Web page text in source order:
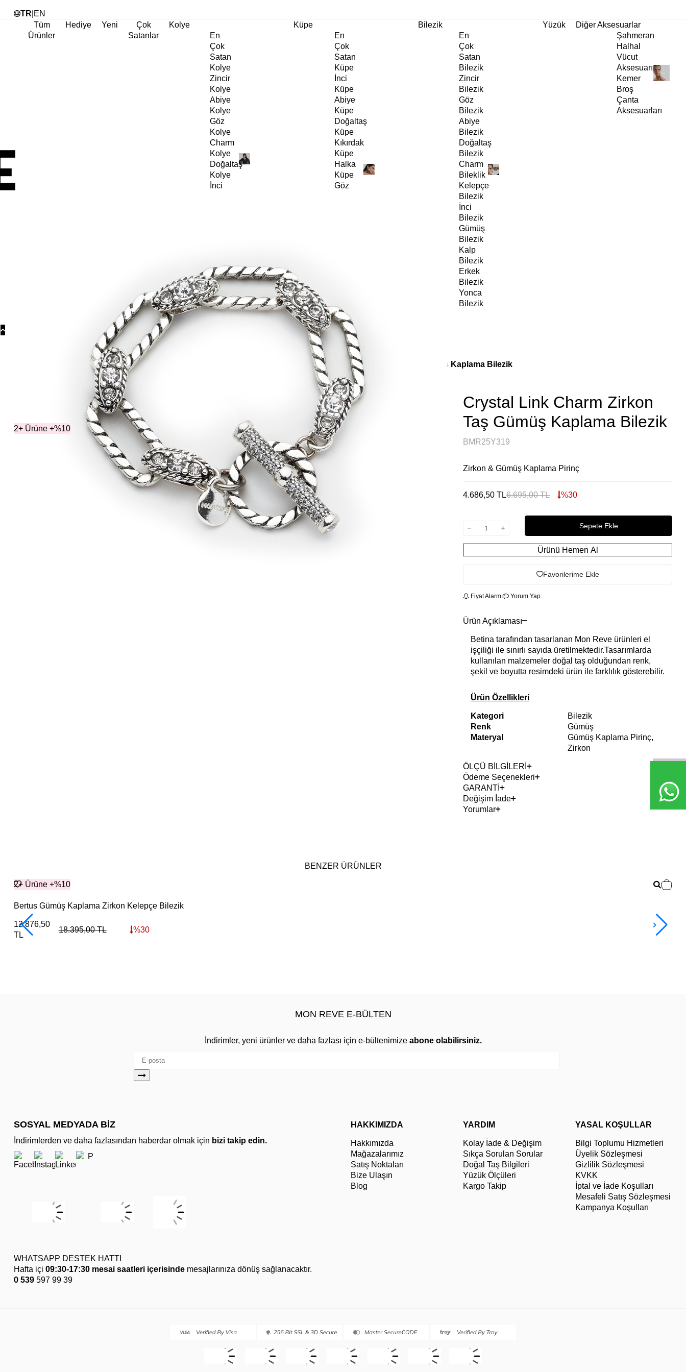
TR EN
Tüm
Ürünler
Hediye Yeni
Çok
Satanlar
Kolye
En
Çok
Satan
Kolye
Zincir
Kolye
Abiye
Kolye
Göz
Kolye
Charm
Kolye
Doğaltaş
Kolye
İnci
Yonca
Kolye
Küpe
En
Çok
Satan
Küpe
İnci
Küpe
Abiye
Küpe
Doğaltaş
Küpe
Kıkırdak
Küpe
Halka
Küpe
Göz
Bilezik
En
Çok
Satan
Bilezik
Zincir
Bilezik
Göz
Bilezik
Abiye
Bilezik
Doğaltaş
Bilezik
Charm
Bileklik
Kelepçe
Bilezik
İnci
Bilezik
Gümüş
Bilezik
Kalp
Bilezik
Erkek
Bilezik
Yonca
Bilezik
Yüzük
Diğer Aksesuarlar
Şahmeran
Halhal
Vücut
Aksesuarı
Kemer
Broş
Çanta
Aksesuarları
Crystal Link Charm Zirkon Taş Gümüş Kaplama Bilezik
2+ Ürüne +%10
Crystal Link Charm Zirkon
Taş Gümüş Kaplama Bilezik
BMR25Y319
Zirkon & Gümüş Kaplama Pirinç
4.686,50 TL6.695,00TL %30
Sepete Ekle
Ürünü Hemen Al
Favorilerime Ekle
Fiyat Alarmı Yorum Yap
Ürün Açıklaması
Betina tarafından tasarlanan Mon Reve ürünleri el
işçiliği ile sınırlı sayıda üretilmektedir.Tasarımlarda
kullanılan malzemeler doğal taş olduğundan renk,
şekil ve boyutta resimdeki ürün ile farklılık gösterebilir.
Ürün Özellikleri
Kategori
Bilezik
Renk
Gümüş
Materyal
Gümüş Kaplama Pirinç,
Zirkon
ÖLÇÜ BİLGİLERİ
Ödeme Seçenekleri
GARANTİ
Değişim İade
Yorumlar
BENZER ÜRÜNLER
2+ Ürüne +%10
Bertus Gümüş Kaplama Zirkon Kelepçe Bilezik
12.876,50
TL
18.395,00TL %30
MON REVE E-BÜLTEN
İndirimler, yeni ürünler ve daha fazlası için e-bültenimize abone olabilirsiniz.
SOSYAL MEDYADA BİZ
İndirimlerden ve daha fazlasından haberdar olmak için bizi takip edin.
WHATSAPP DESTEK HATTI
Hafta içi 09:30-17:30 mesai saatleri içerisinde mesajlarınıza dönüş sağlanacaktır.
0 539 597 99 39
HAKKIMIZDA
Hakkımızda
Mağazalarımız
Satış Noktaları
Bize Ulaşın
Blog
YARDIM
Kolay İade & Değişim
Sıkça Sorulan Sorular
Doğal Taş Bilgileri
Yüzük Ölçüleri
Kargo Takip
YASAL KOŞULLAR
Bilgi Toplumu Hizmetleri
Üyelik Sözleşmesi
Gizlilik Sözleşmesi
KVKK
İptal ve İade Koşulları
Mesafeli Satış Sözleşmesi
Kampanya Koşulları